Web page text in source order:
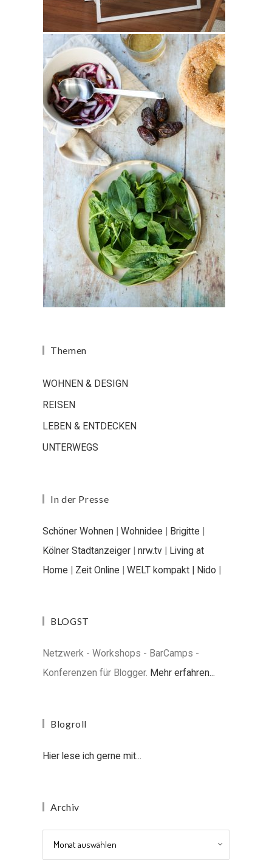
Themen
WOHNEN & DESIGN
REISEN
LEBEN & ENTDECKEN
UNTERWEGS
In der Presse
Schöner Wohnen | Wohnidee | Brigitte |
Kölner Stadtanzeiger | nrw.tv | Living at
Home | Zeit Online | WELT kompakt | Nido |
BLOGST
Netzwerk - Workshops - BarCamps -
Konferenzen für Blogger. Mehr erfahren...
Blogroll
Hier lese ich gerne mit...
Archiv